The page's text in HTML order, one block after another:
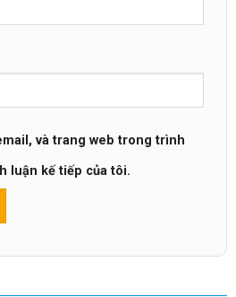
và trang web trong trình
luận kế tiếp của tôi.